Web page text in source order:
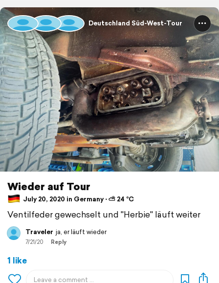
Deutschland Süd-West-Tour
Wieder auf Tour
July 20, 2020 in Germany ⋅ ⛅ 24 °C
Ventilfeder gewechselt und "Herbie" läuft weiter
Traveler ja, er läuft wieder
7/21/20 Reply
1 like